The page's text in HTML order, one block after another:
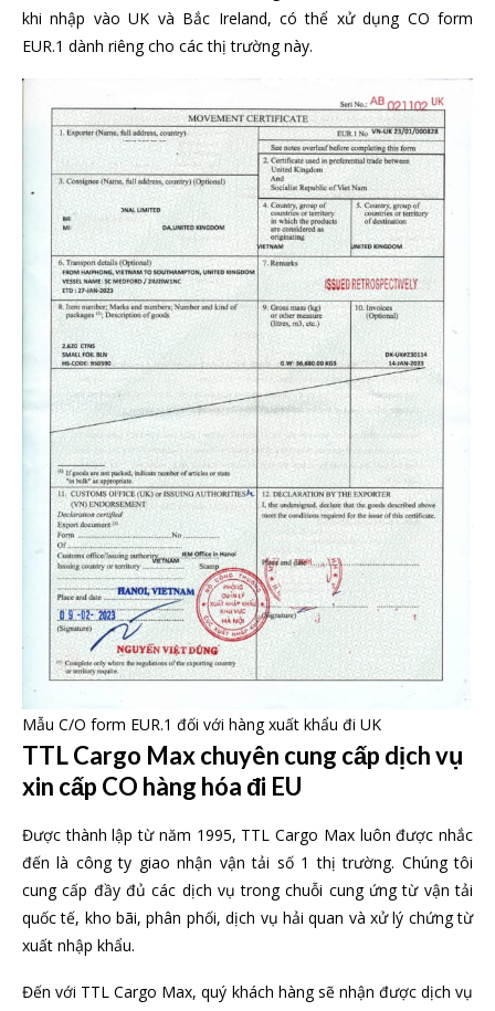
khi nhập vào UK và Bắc Ireland, có thể xử dụng CO form
EUR.1 dành riêng cho các thị trường này.
Mẫu C/O form EUR.1 đối với hàng xuất khẩu đi UK
TTL Cargo Max chuyên cung cấp dịch vụ
xin cấp CO hàng hóa đi EU
Được thành lập từ năm 1995, TTL Cargo Max luôn được nhắc
đến là công ty giao nhận vận tải số 1 thị trường. Chúng tôi
cung cấp đầy đủ các dịch vụ trong chuỗi cung ứng từ vận tải
quốc tế, kho bãi, phân phối, dịch vụ hải quan và xử lý chứng từ
xuất nhập khẩu.
Đến với TTL Cargo Max, quý khách hàng sẽ nhận được dịch vụ